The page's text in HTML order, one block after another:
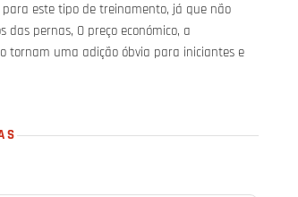
este tipo de treinamento, já que não
pernas, O preço económico, a
tornam uma adição óbvia para iniciantes e